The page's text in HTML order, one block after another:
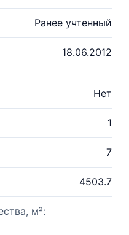
Ранее учтенный
18.06.2012
Нет
1
7
4503.7
м²: